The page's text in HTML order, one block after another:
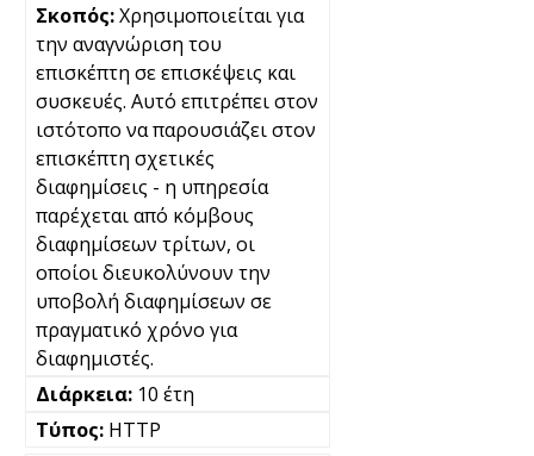
Χρησιμοποιείται για
την αναγνώριση του
επισκέπτη σε επισκέψεις και
συσκευές. Αυτό επιτρέπει στον
ιστότοπο να παρουσιάζει στον
επισκέπτη σχετικές
διαφημίσεις - η υπηρεσία
παρέχεται από κόμβους
διαφημίσεων τρίτων, οι
οποίοι διευκολύνουν την
υποβολή διαφημίσεων σε
πραγματικό χρόνο για
διαφημιστές.
10 έτη
HTTP